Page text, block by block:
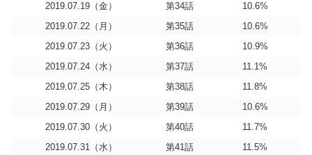
2019.07.19（金）
第34話
10.6%
2019.07.22（月）
第35話
10.6%
2019.07.23（火）
第36話
10.9%
2019.07.24（水）
第37話
11.1%
2019.07.25（木）
第38話
11.8%
2019.07.29（月）
第39話
10.6%
2019.07.30（火）
第40話
11.7%
2019.07.31（水）
第41話
11.5%